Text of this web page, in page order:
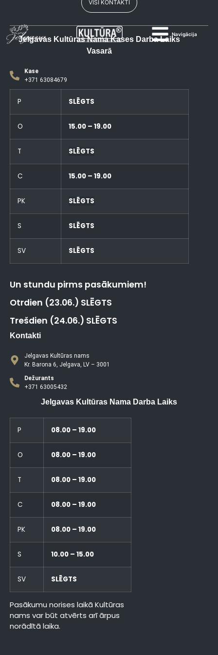
Navigācija
VISI KONTAKTI
Jelgavas Kultūras Nama Kases Darba Laiks
Vasarā
Kase
+371 63084679
P SLĒGTS
O 15.00 – 19.00
T SLĒGTS
C 15.00 – 19.00
PK SLĒGTS
S SLĒGTS
SV SLĒGTS
Un stundu pirms pasākumiem!
Otrdien (23.06.) SLĒGTS
Trešdien (24.06.) SLĒGTS
Kontakti
Jelgavas Kultūras nams
Kr. Barona 6, Jelgava, LV – 3001
Dežurants
+371 63005432
Jelgavas Kultūras Nama Darba Laiks
P 08.00 – 19.00
O 08.00 – 19.00
T 08.00 – 19.00
C 08.00 – 19.00
PK 08.00 – 19.00
S 10.00 – 15.00
SV SLĒGTS
Pasākumu norises laikā Kultūras
nams var būt atvērts arī ārpus
norādītā laika.